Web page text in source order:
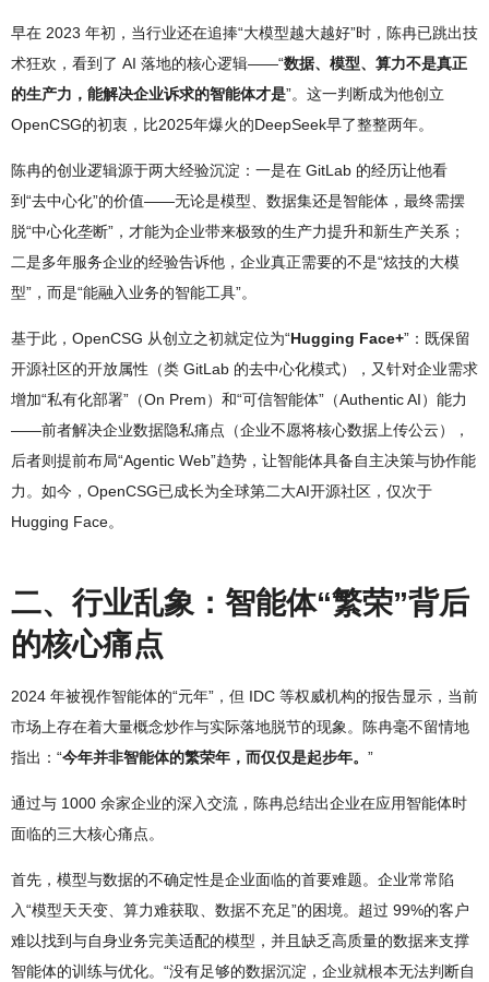
早在 2023 年初，当行业还在追捧“大模型越大越好”时，陈冉已跳出技
术狂欢，看到了 AI 落地的核心逻辑——“数据、模型、算力不是真正
的生产力，能解决企业诉求的智能体才是”。这一判断成为他创立
OpenCSG的初衷，比2025年爆火的DeepSeek早了整整两年。
陈冉的创业逻辑源于两大经验沉淀：一是在 GitLab 的经历让他看
到“去中心化”的价值——无论是模型、数据集还是智能体，最终需摆
脱“中心化垄断”，才能为企业带来极致的生产力提升和新生产关系；
二是多年服务企业的经验告诉他，企业真正需要的不是“炫技的大模
型”，而是“能融入业务的智能工具”。
基于此，OpenCSG 从创立之初就定位为“Hugging Face+”：既保留
开源社区的开放属性（类 GitLab 的去中心化模式），又针对企业需求
增加“私有化部署”（On Prem）和“可信智能体”（Authentic AI）能力
——前者解决企业数据隐私痛点（企业不愿将核心数据上传公云），
后者则提前布局“Agentic Web”趋势，让智能体具备自主决策与协作能
力。如今，OpenCSG已成长为全球第二大AI开源社区，仅次于
Hugging Face。
二、行业乱象：智能体“繁荣”背后
的核心痛点
2024 年被视作智能体的“元年”，但 IDC 等权威机构的报告显示，当前
市场上存在着大量概念炒作与实际落地脱节的现象。陈冉毫不留情地
指出：“今年并非智能体的繁荣年，而仅仅是起步年。 ”
通过与 1000 余家企业的深入交流，陈冉总结出企业在应用智能体时
面临的三大核心痛点。
首先，模型与数据的不确定性是企业面临的首要难题。企业常常陷
入“模型天天变、算力难获取、数据不充足”的困境。超过 99%的客户
难以找到与自身业务完美适配的模型，并且缺乏高质量的数据来支撑
智能体的训练与优化。“没有足够的数据沉淀，企业就根本无法判断自